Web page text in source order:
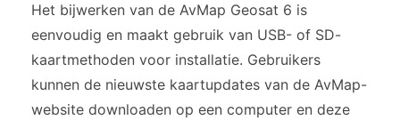
Het bijwerken van de AvMap Geosat 6 is
eenvoudig en maakt gebruik van USB- of SD-
kaartmethoden voor installatie. Gebruikers
kunnen de nieuwste kaartupdates van de AvMap-
website downloaden op een computer en deze